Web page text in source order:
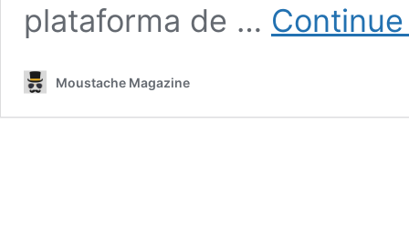
plataforma de …
Moustache Magazine